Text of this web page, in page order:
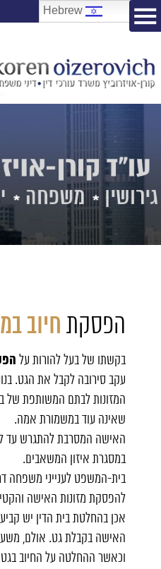
הפסקת חיוב
בקשתו של בעל להורות על
עקב סירובה לקבל את הגט.
המזונות לבתם המשותפת של
שאינה עוד במשמורת אמה.
האישה המסרבת להתגרש עד
במסגרת איזון המשאבים.
בית-המשפט לענייני משפחה
להפסקת מזונות האישה
אכן בהחלטת בית הדין יש
האישה בקבלת גט. אולם,
וכאשר ההחלטה על החיוב